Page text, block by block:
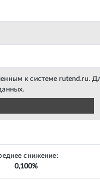
к системе rutend.ru.
снижение:
0,100%